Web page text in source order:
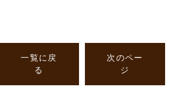
一覧に戻
る
次のペー
ジ